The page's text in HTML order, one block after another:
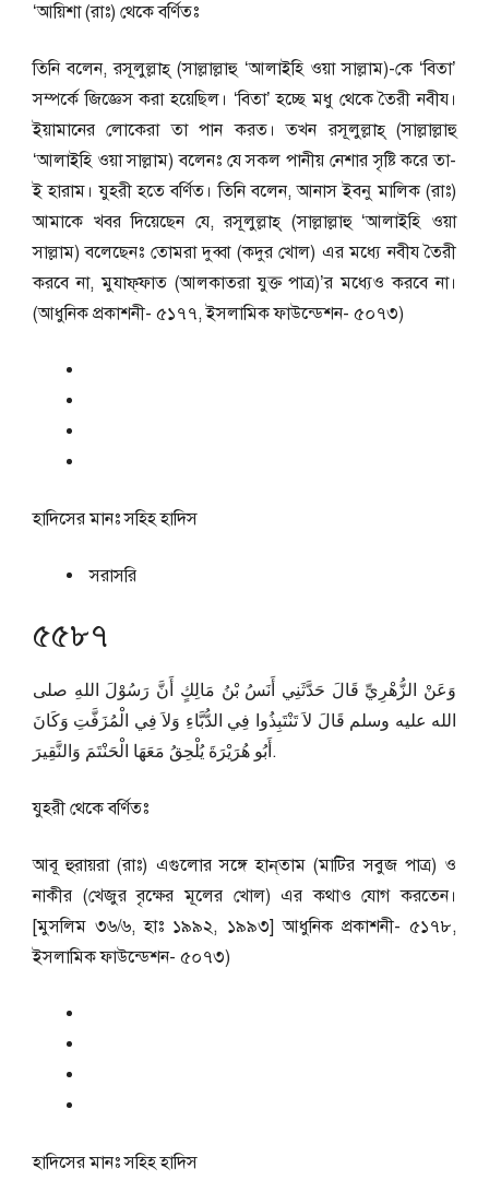
‘আয়িশা (রাঃ) থেকে বর্ণিতঃ
তিনি বলেন, রসূলুল্লাহ্‌ (সাল্লাল্লাহু ‘আলাইহি ওয়া সাল্লাম)-কে ‘বিতা’
সম্পর্কে জিজ্ঞেস করা হয়েছিল। ‘বিতা’ হচ্ছে মধু থেকে তৈরী নবীয।
ইয়ামানের লোকেরা তা পান করত। তখন রসূলুল্লাহ্‌ (সাল্লাল্লাহু
‘আলাইহি ওয়া সাল্লাম) বলেনঃ যে সকল পানীয় নেশার সৃষ্টি করে তা-
ই হারাম। যুহরী হতে বর্ণিত। তিনি বলেন, আনাস ইবনু মালিক (রাঃ)
আমাকে খবর দিয়েছেন যে, রসূলুল্লাহ্‌ (সাল্লাল্লাহু ‘আলাইহি ওয়া
সাল্লাম) বলেছেনঃ তোমরা দুব্বা (কদুর খোল) এর মধ্যে নবীয তৈরী
করবে না, মুযাফ্‌ফাত (আলকাতরা যুক্ত পাত্র)’র মধ্যেও করবে না।
(আধুনিক প্রকাশনী- ৫১৭৭, ইসলামিক ফাউন্ডেশন- ৫০৭৩)
হাদিসের মানঃসহিহ হাদিস
সরাসরি
৫৫৮৭
وَعَنْ الزُّهْرِيِّ قَالَ حَدَّثَنِي أَنَسُ بْنُ مَالِكٍ أَنَّ رَسُوْلَ اللهِ صلى
الله عليه وسلم قَالَ لاَ تَنْتَبِذُوا فِي الدُّبَّاءِ وَلاَ فِي الْمُزَفَّتِ وَكَانَ
أَبُو هُرَيْرَةَ يُلْحِقُ مَعَهَا الْحَنْتَمَ وَالنَّقِيرَ.
যুহরী থেকে বর্ণিতঃ
আবূ হুরায়রা (রাঃ) এগুলোর সঙ্গে হান্‌তাম (মাটির সবুজ পাত্র) ও
নাকীর (খেজুর বৃক্ষের মূলের খোল) এর কথাও যোগ করতেন।
[মুসলিম ৩৬/৬, হাঃ ১৯৯২, ১৯৯৩] আধুনিক প্রকাশনী- ৫১৭৮,
ইসলামিক ফাউন্ডেশন- ৫০৭৩)
হাদিসের মানঃসহিহ হাদিস